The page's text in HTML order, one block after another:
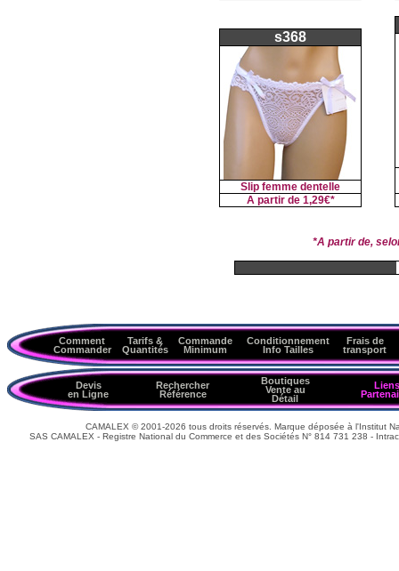
s368
Slip femme dentelle
A partir de 1,29€*
*A partir de,
Comment
Commander
Tarifs &
Quantités
Commande
Minimum
Conditionnement
Info Tailles
Frais de
transport
Devis
en Ligne
Rechercher
Référence
Boutiques
Vente au
Détail
Liens
CAMALEX © 2001-2026 tous droits réservés. Marque déposée à l'Institut
SAS CAMALEX - Registre National du Commerce et des Sociétés N° 814 731 238 -